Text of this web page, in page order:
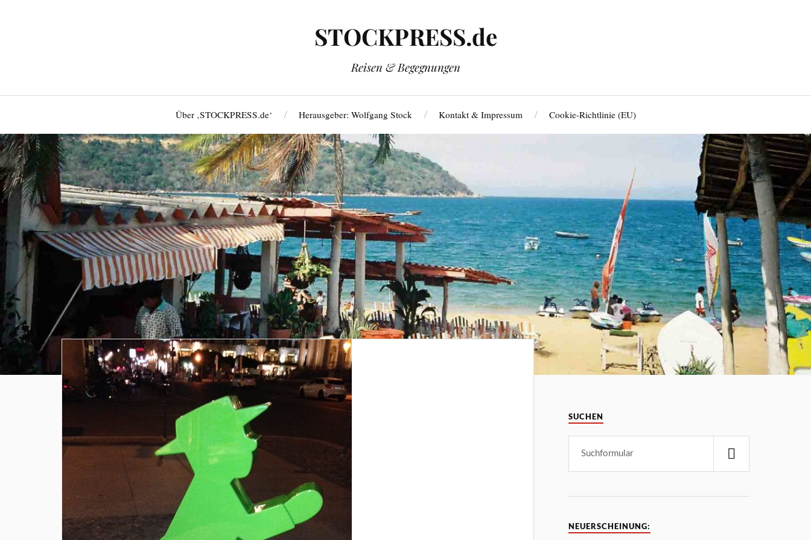
STOCKPRESS.de
Reisen & Begegnungen
Über ‚STOCKPRESS.de‘ Herausgeber: Wolfgang Stock Kontakt & Impressum Cookie-Richtlinie (EU)
SUCHEN
NEUERSCHEINUNG: